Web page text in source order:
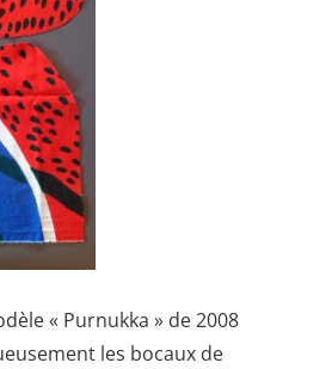
« Purnukka » de 2008
les bocaux de